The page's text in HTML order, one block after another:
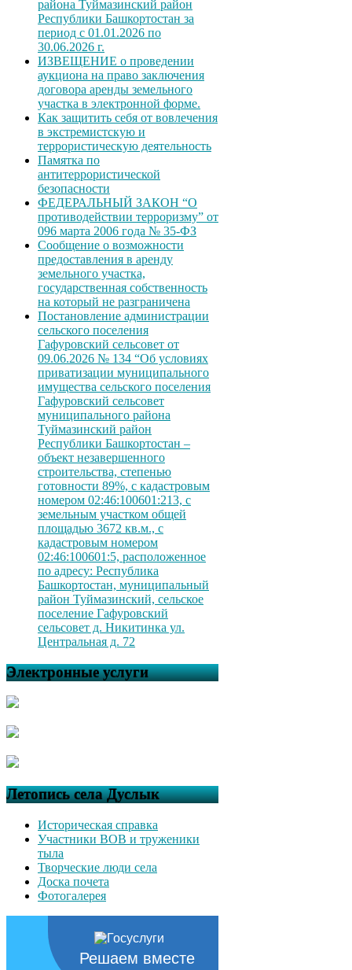
района Туймазинский район
Республики Башкортостан за
период с 01.01.2026 по
30.06.2026 г.
ИЗВЕЩЕНИЕ о проведении
аукциона на право заключения
договора аренды земельного
участка в электронной форме.
Как защитить себя от вовлечения
в экстремистскую и
террористическую деятельность
Памятка по
антитеррористической
безопасности
ФЕДЕРАЛЬНЫЙ ЗАКОН “О
противодействии терроризму” от
096 марта 2006 года № 35-ФЗ
Сообщение о возможности
предоставления в аренду
земельного участка,
государственная собственность
на который не разграничена
Постановление администрации
сельского поселения
Гафуровский сельсовет от
09.06.2026 № 134 “Об условиях
приватизации муниципального
имущества сельского поселения
Гафуровский сельсовет
муниципального района
Туймазинский район
Республики Башкортостан –
объект незавершенного
строительства, степенью
готовности 89%, с кадастровым
номером 02:46:100601:213, с
земельным участком общей
площадью 3672 кв.м., с
кадастровым номером
02:46:100601:5, расположенное
по адресу: Республика
Башкортостан, муниципальный
район Туймазинский, сельское
поселение Гафуровский
сельсовет д. Никитинка ул.
Центральная д. 72
Электронные услуги
Летопись села Дуслык
Историческая справка
Участники ВОВ и труженики
тыла
Творческие люди села
Доска почета
Фотогалерея
Решаем вместе